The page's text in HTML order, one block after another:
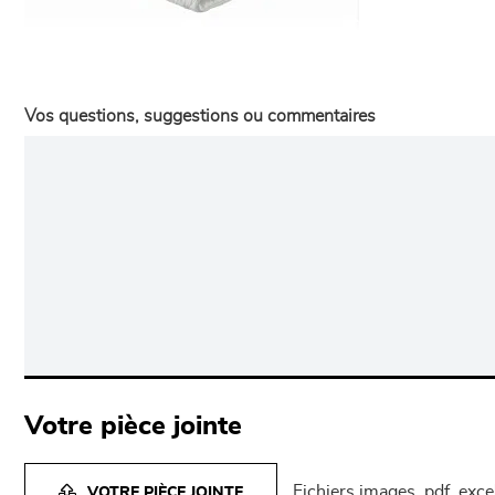
Vos questions, suggestions ou commentaires
Votre pièce jointe